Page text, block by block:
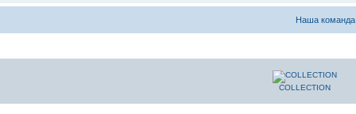
Наша команда
COLLECTION